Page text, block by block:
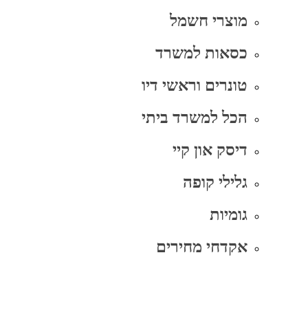
מוצרי חשמל
כסאות למשרד
טונרים וראשי דיו
הכל למשרד ביתי
דיסק און קיי
גלילי קופה
גומיות
אקדחי מחירים